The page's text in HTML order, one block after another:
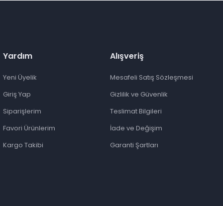
Yardım
Yeni Üyelik
Giriş Yap
Siparişlerim
Favori Ürünlerim
Kargo Takibi
Alışveriş
Mesafeli Satış Sözleşmesi
Gizlilik ve Güvenlik
Teslimat Bilgileri
İade ve Değişim
Garanti Şartları